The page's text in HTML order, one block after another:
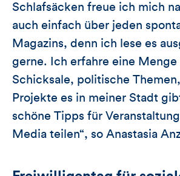
Schlafsäcken freue ich mich
auch einfach über jeden
Magazins, denn ich lese es
gerne. Ich erfahre eine
Schicksale, politische
Projekte es in meiner Stadt
schöne Tipps für
Media teilen“, so Anastasia